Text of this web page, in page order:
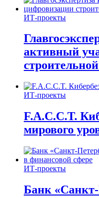
ИТ-проекты
активный
ИТ-проекты
F.A.C.C.T.
мирового
ИТ-проекты
Банк «Санкт-